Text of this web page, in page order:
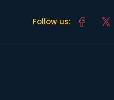
Follow us: